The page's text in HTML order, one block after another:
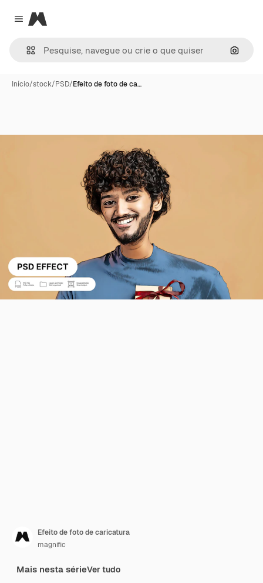
Close menu
Magnific
Início/stock/PSD/Efeito de foto de ca…
Efeito de foto de caricatura
magnific
Mais nesta sérieVer tudo